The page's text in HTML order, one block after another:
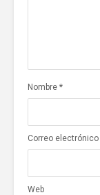
Nombre *
Correo electrónico
Web